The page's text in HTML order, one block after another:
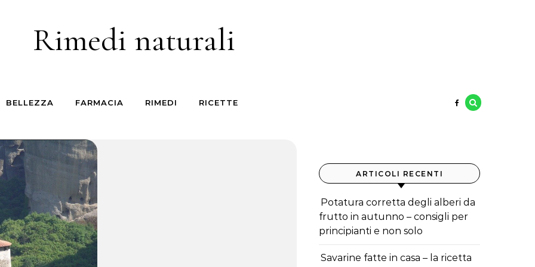
Rimedi naturali
BELLEZZA FARMACIA RIMEDI RICETTE
ARTICOLI RECENTI
Potatura corretta degli alberi da
frutto in autunno – consigli per
principianti e non solo
Savarine fatte in casa – la ricetta